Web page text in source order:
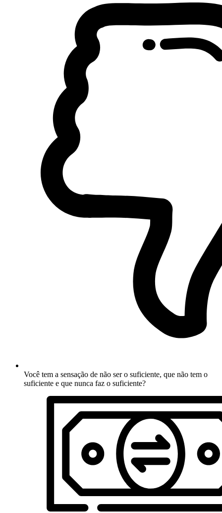
Você tem a sensação de não ser o suficiente, que não tem o
suficiente e que nunca faz o suficiente?